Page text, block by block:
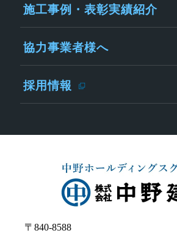
施工事例・表彰実績紹介
協力事業者様へ
採用情報
〒840-8588